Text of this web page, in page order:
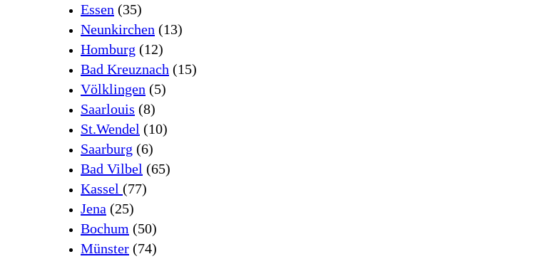
Essen (35)
Neunkirchen (13)
Homburg (12)
Bad Kreuznach (15)
Völklingen (5)
Saarlouis (8)
St.Wendel (10)
Saarburg (6)
Bad Vilbel (65)
Kassel (77)
Jena (25)
Bochum (50)
Münster (74)